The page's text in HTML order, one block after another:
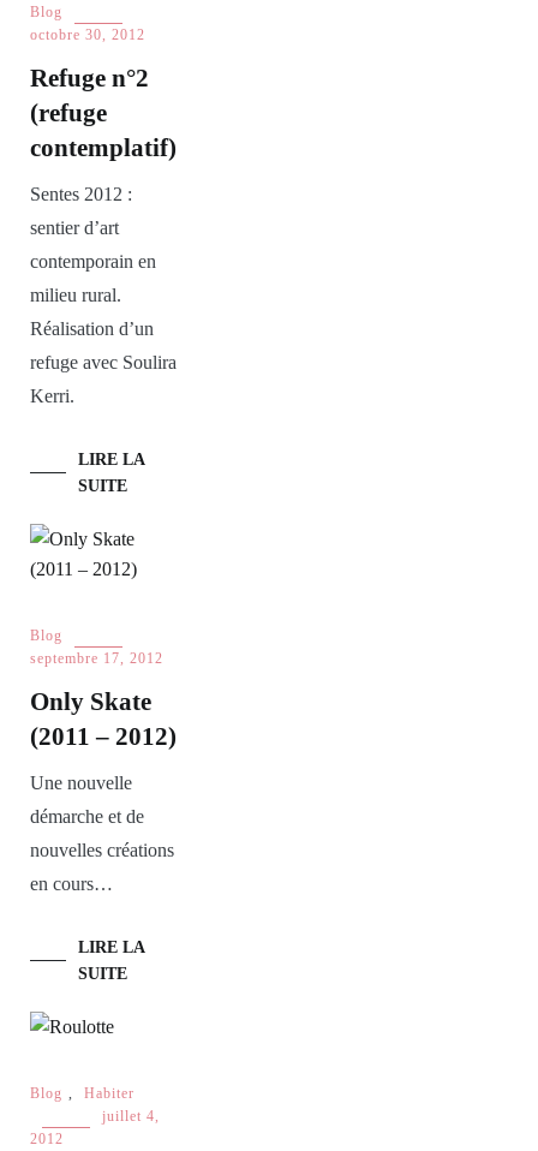
Blog
octobre 30, 2012
Refuge n°2
(refuge
contemplatif)
Sentes 2012 :
sentier d’art
contemporain en
milieu rural.
Réalisation d’un
refuge avec Soulira
Kerri.
LIRE LA
SUITE
Blog
septembre 17, 2012
Only Skate
(2011 – 2012)
Une nouvelle
démarche et de
nouvelles créations
en cours…
LIRE LA
SUITE
Blog ,
Habiter
juillet 4,
2012